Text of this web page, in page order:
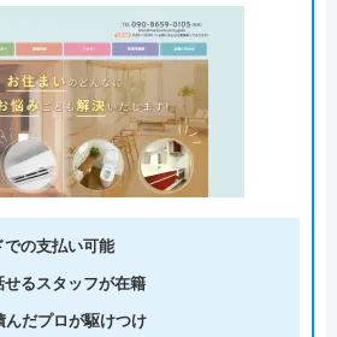
での支払い可能
るスタッフが在籍
んだプロが駆けつけ